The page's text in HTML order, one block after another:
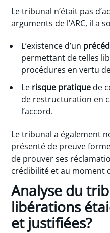
Le tribunal n’était pas
arguments de l’ARC, il a
L’existence d’un
permettant de telles
procédures en vertu de
Le risque pratique de
de restructuration en
l’accord.
Le tribunal a également
présenté de preuve
de prouver ses
crédibilité et au moment
Analyse du
libérations
et justifiées?